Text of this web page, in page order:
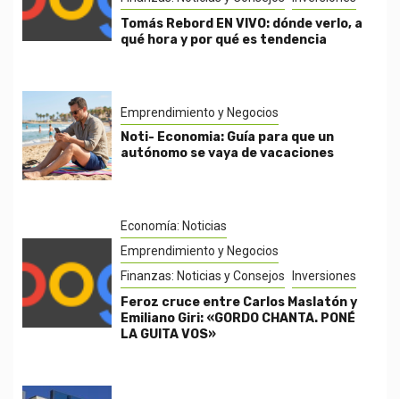
Tomás Rebord EN VIVO: dónde verlo, a
qué hora y por qué es tendencia
Emprendimiento y Negocios
Noti- Economia: Guía para que un
autónomo se vaya de vacaciones
Economía: Noticias
Emprendimiento y Negocios
Finanzas: Noticias y Consejos
Inversiones
Feroz cruce entre Carlos Maslatón y
Emiliano Giri: «GORDO CHANTA. PONÉ
LA GUITA VOS»